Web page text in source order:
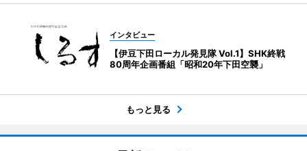
インタビュー
【伊豆下田ローカル発見隊 Vol.1】SHK終戦
80周年企画番組「昭和20年下田空襲」
もっと見る